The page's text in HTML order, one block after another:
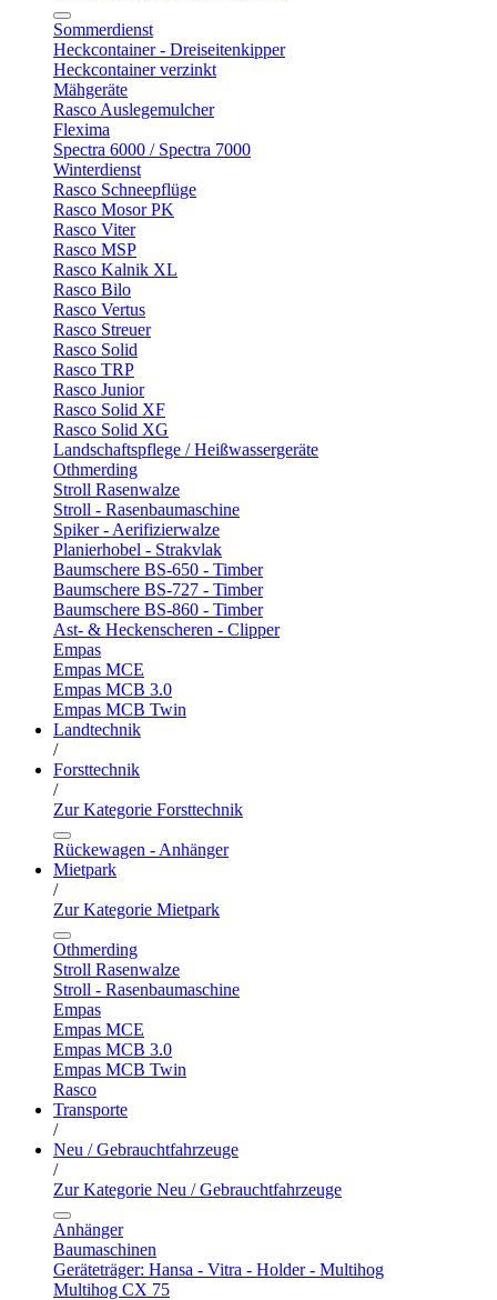
Sommerdienst
Heckcontainer - Dreiseitenkipper
Heckcontainer verzinkt
Mähgeräte
Rasco Auslegemulcher
Flexima
Spectra 6000 / Spectra 7000
Winterdienst
Rasco Schneepflüge
Rasco Mosor PK
Rasco Viter
Rasco MSP
Rasco Kalnik XL
Rasco Bilo
Rasco Vertus
Rasco Streuer
Rasco Solid
Rasco TRP
Rasco Junior
Rasco Solid XF
Rasco Solid XG
Landschaftspflege / Heißwassergeräte
Othmerding
Stroll Rasenwalze
Stroll - Rasenbaumaschine
Spiker - Aerifizierwalze
Planierhobel - Strakvlak
Baumschere BS-650 - Timber
Baumschere BS-727 - Timber
Baumschere BS-860 - Timber
Ast- & Heckenscheren - Clipper
Empas
Empas MCE
Empas MCB 3.0
Empas MCB Twin
Landtechnik
/
Forsttechnik
/
Zur Kategorie Forsttechnik
Rückewagen - Anhänger
Mietpark
/
Zur Kategorie Mietpark
Othmerding
Stroll Rasenwalze
Stroll - Rasenbaumaschine
Empas
Empas MCE
Empas MCB 3.0
Empas MCB Twin
Rasco
Transporte
/
Neu / Gebrauchtfahrzeuge
/
Zur Kategorie Neu / Gebrauchtfahrzeuge
Anhänger
Baumaschinen
Geräteträger: Hansa - Vitra - Holder - Multihog
Multihog CX 75